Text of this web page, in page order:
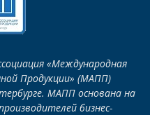
«Международная
Продукции» (МАПП)
МАПП основана на
бизнес-